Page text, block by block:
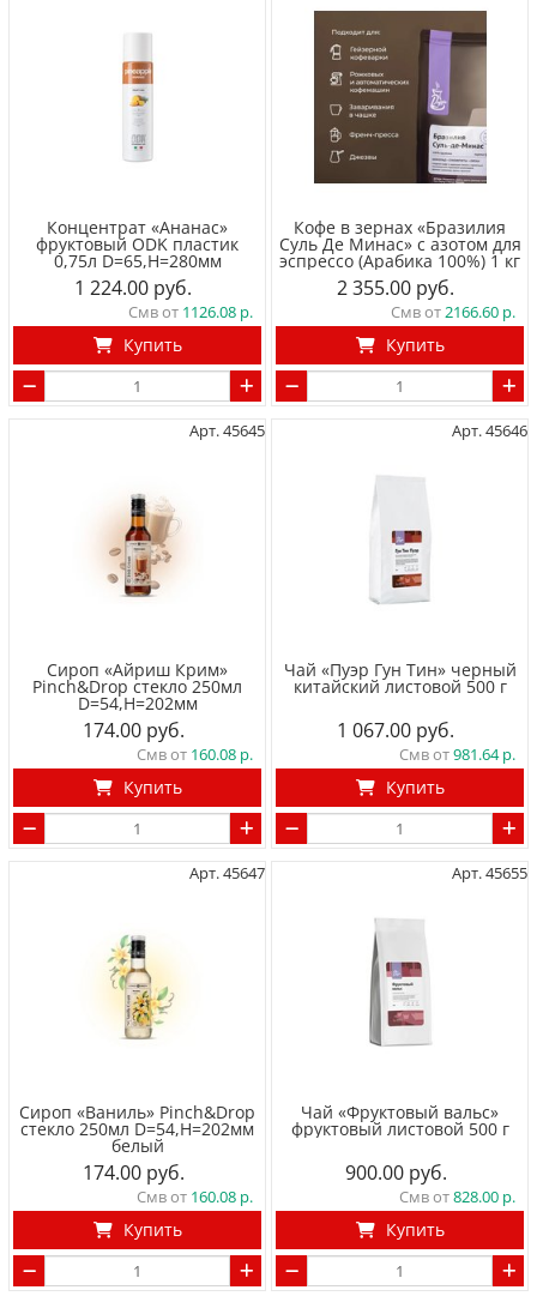
Концентрат «Ананас»
фруктовый ODK пластик
0,75л D=65,H=280мм
1 224.00
Смв от 1126.08
Купить
Кофе в зернах «Бразилия
Суль Де Минас» с азотом для
эспрессо (Арабика 100%) 1 кг
2 355.00
Смв от2166.60
Купить
Арт. 45645
Сироп «Айриш Крим»
Pinch&Drop стекло 250мл
D=54,H=202мм
174.00
Смв от 160.08
Купить
Арт. 45646
Чай «Пуэр Гун Тин» черный
китайский листовой 500 г
1 067.00
Смв от981.64
Купить
Арт. 45647
Сироп «Ваниль» Pinch&Drop
стекло 250мл D=54,H=202мм
белый
174.00
Смв от 160.08
Купить
Арт. 45655
Чай «Фруктовый вальс»
фруктовый листовой 500 г
900.00
Смв от828.00
Купить